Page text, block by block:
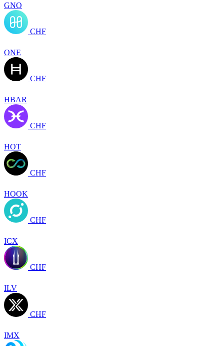
GNO
CHF
ONE
CHF
HBAR
CHF
HOT
CHF
HOOK
CHF
ICX
CHF
ILV
CHF
IMX